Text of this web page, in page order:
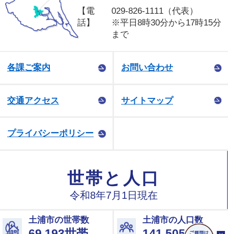
【電
話】
029-826-1111（代表）
※平日8時30分から17時15分
まで
各課ご案内 お問い合わせ
交通アクセス サイトマップ
プライバシーポリシー